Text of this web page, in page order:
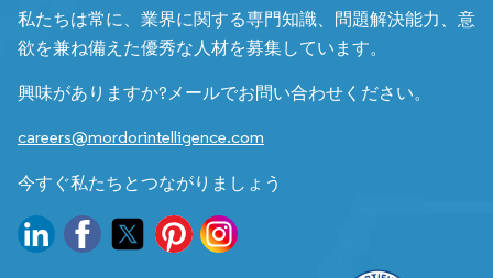
私たちは常に、業界に関する専門知識、問題解決能力、意
欲を兼ね備えた優秀な人材を募集しています。
興味がありますか?メールでお問い合わせください。
careers@mordorintelligence.com
今すぐ私たちとつながりましょう